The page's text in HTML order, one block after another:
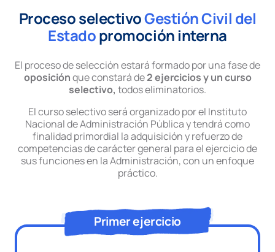
Proceso selectivoGestión Civil del
Estadopromoción interna
El proceso de selección estará formado por una fase de
oposiciónque constará de2 ejercicios y un curso
selectivo, todos eliminatorios.
El curso selectivo será organizado por el Instituto
Nacional de Administración Pública y tendrá como
finalidad primordial la adquisición y refuerzo de
competencias de carácter general para el ejercicio de
sus funciones en la Administración, con un enfoque
práctico.
Primer ejercicio